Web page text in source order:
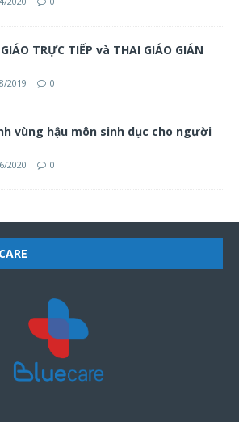
TRỰC TIẾP và THAI GIÁO GIÁN
2019 0
vùng hậu môn sinh dục cho người
2020 0